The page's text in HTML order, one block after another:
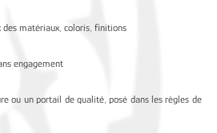
des matériaux, coloris, finitions
engagement
ou un portail de qualité, posé dans les règles de